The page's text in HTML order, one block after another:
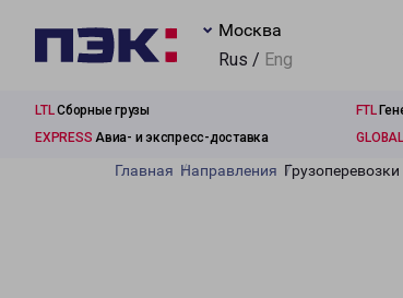
Москва
Rus / Eng
LTLСборные грузы FTL
EXPRESS Авиа- и экспресс-доставка GLOBAL
Главная Направления